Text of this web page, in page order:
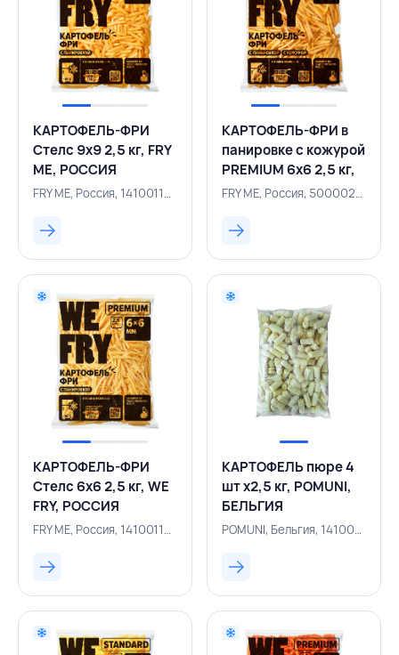
КАРТОФЕЛЬ-ФРИ
Стелс 9х9 2,5 кг, FRY
ME, РОССИЯ
FRY ME, Россия, 141001160
КАРТОФЕЛЬ-ФРИ в
панировке с кожурой
PREMIUM 6х6 2,5 кг,
WE FRY, РОССИЯ
FRY ME, Россия, 500002303
КАРТОФЕЛЬ-ФРИ
Стелс 6х6 2,5 кг, WE
FRY, РОССИЯ
FRY ME, Россия, 141001185
КАРТОФЕЛЬ пюре 4
шт х2,5 кг, POMUNI,
БЕЛЬГИЯ
POMUNI, Бельгия, 141000895